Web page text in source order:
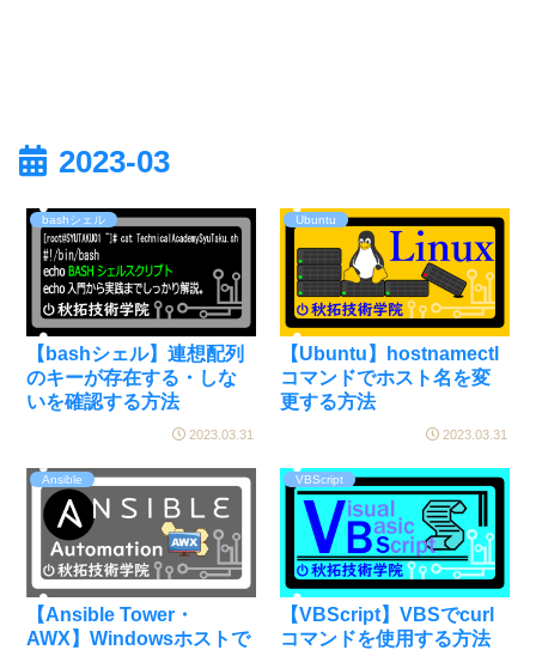
2023-03
bashシェル
【bashシェル】連想配列
のキーが存在する・しな
いを確認する方法
2023.03.31
Ubuntu
【Ubuntu】hostnamectl
コマンドでホスト名を変
更する方法
2023.03.31
Ansible
【Ansible Tower・
AWX】Windowsホストで
VBScript
【VBScript】VBSでcurl
コマンドを使用する方法